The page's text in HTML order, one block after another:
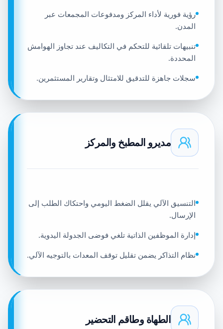
رؤية فورية لأداء المركز ومدفوعات المجمعات عبر
المدن.
تنبيهات تلقائية للتحكم في التكاليف عند تجاوز الهوامش
المحددة.
سجلات جاهزة للتدقيق للامتثال وتقارير المستثمرين.
مديرو المطبخ والمركز
التنسيق الآلي يقلل الضغط اليومي واحتكاك الطلب إلى
الإرسال.
إدارة الموظفين الذاتية تلغي فوضى الجدولة اليدوية.
نظام التذاكر يضمن تقليل توقف المعدات بالتوجيه الآلي.
الطهاة وطاقم التحضير